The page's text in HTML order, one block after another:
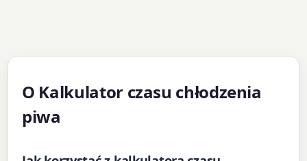
O Kalkulator czasu chłodzenia
piwa